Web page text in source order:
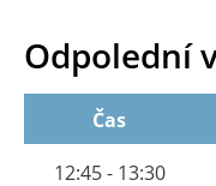
Odpolední
Čas
12:45 - 13:30